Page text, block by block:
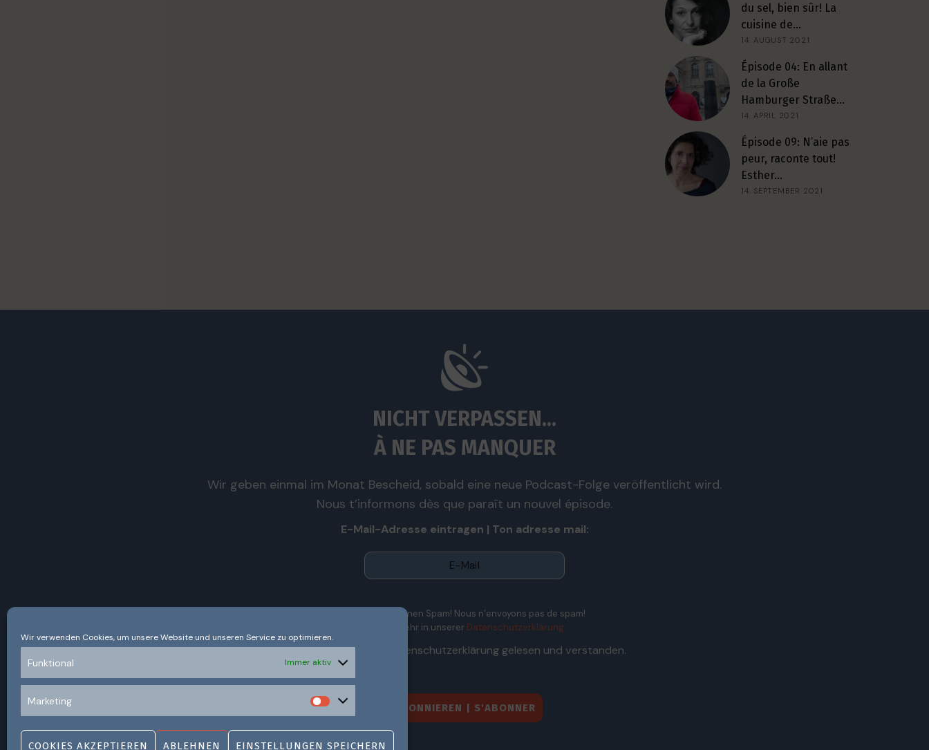
Wir verwenden Cookies, um unsere Website und unseren Service zu optimieren.
Funktional Immer aktiv
Marketing
COOKIES AKZEPTIEREN ABLEHNEN EINSTELLUNGEN SPEICHERN
du sel, bien sûr! La
cuisine de…
14. AUGUST 2021
Épisode 04: En allant
de la Große
Hamburger Straße…
14. APRIL 2021
Épisode 09: N’aie pas
peur, raconte tout!
Esther…
14. SEPTEMBER 2021
NICHT VERPASSEN...
À NE PAS MANQUER
Wir geben einmal im Monat Bescheid, sobald eine neue Podcast-Folge veröffentlicht wird.
Nous t’informons dès que paraît un nouvel épisode.
E-Mail-Adresse eintragen | Ton adresse mail:
Wir senden keinen Spam! Nous n’envoyons pas de spam!
Erfahre mehr in unserer Datenschutzerklärung.
Ich habe die Datenschutzerklärung gelesen und verstanden.